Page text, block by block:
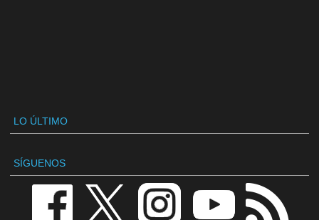
LO ÚLTIMO
SÍGUENOS